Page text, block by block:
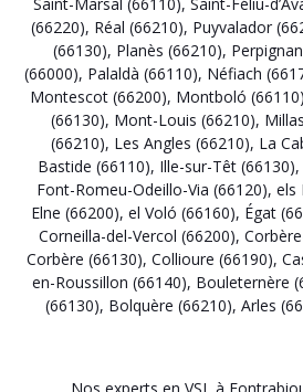
(66220), Réal (66210), Puyvalador
(66130), Planès (66210),
(66000), Palaldà (66110), Néfiach
Montescot (66200), Montboló (66110)
(66130), Mont-Louis (66210),
(66210), Les Angles (66210), La
Bastide (66110), Ille-sur-Têt (66130),
Font-Romeu-Odeillo-Via (66120), els
Elne (66200), el Voló (66160), Égat
Corneilla-del-Vercol (66200),
Corbère (66130), Collioure (66190),
en-Roussillon (66140), Bouleternère
(66130), Bolquère (66210), Arles